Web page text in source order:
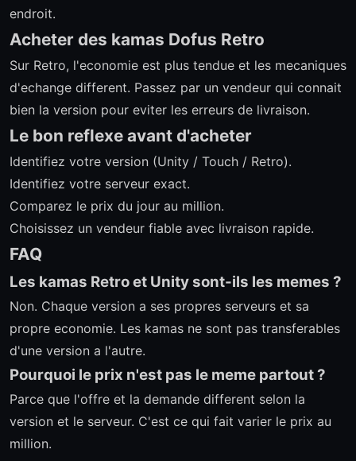
endroit.
Acheter des kamas Dofus Retro
Sur Retro, l'economie est plus tendue et les mecaniques
d'echange different. Passez par un vendeur qui connait
bien la version pour eviter les erreurs de livraison.
Le bon reflexe avant d'acheter
Identifiez votre version (Unity / Touch / Retro).
Identifiez votre serveur exact.
Comparez le prix du jour au million.
Choisissez un vendeur fiable avec livraison rapide.
FAQ
Les kamas Retro et Unity sont-ils les memes ?
Non. Chaque version a ses propres serveurs et sa
propre economie. Les kamas ne sont pas transferables
d'une version a l'autre.
Pourquoi le prix n'est pas le meme partout ?
Parce que l'offre et la demande different selon la
version et le serveur. C'est ce qui fait varier le prix au
million.